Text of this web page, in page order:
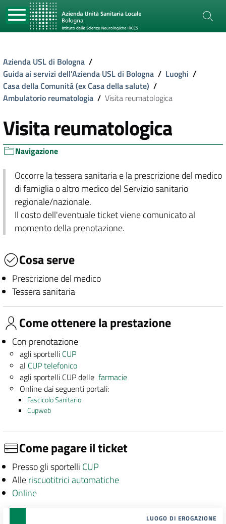
Azienda USL di Bologna /
Guida ai servizi dell'Azienda USL di Bologna / Luoghi /
Casa della Comunità (ex Casa della salute) /
Ambulatorio reumatologia / Visita reumatologica
Visita reumatologica
Navigazione
Occorre la tessera sanitaria e la prescrizione del medico
di famiglia o altro medico del Servizio sanitario
regionale/nazionale.
Il costo dell'eventuale ticket viene comunicato al
momento della prenotazione.
Cosa serve
Prescrizione del medico
Tessera sanitaria
Come ottenere la prestazione
Con prenotazione
agli sportelli CUP
al CUP telefonico
agli sportelli CUP dellefarmacie
Online dai seguenti portali:
Fascicolo Sanitario
Cupweb
Come pagare il ticket
Presso gli sportelli CUP
Alleriscuotitrici automatiche
Online
LUOGO DI EROGAZIONE